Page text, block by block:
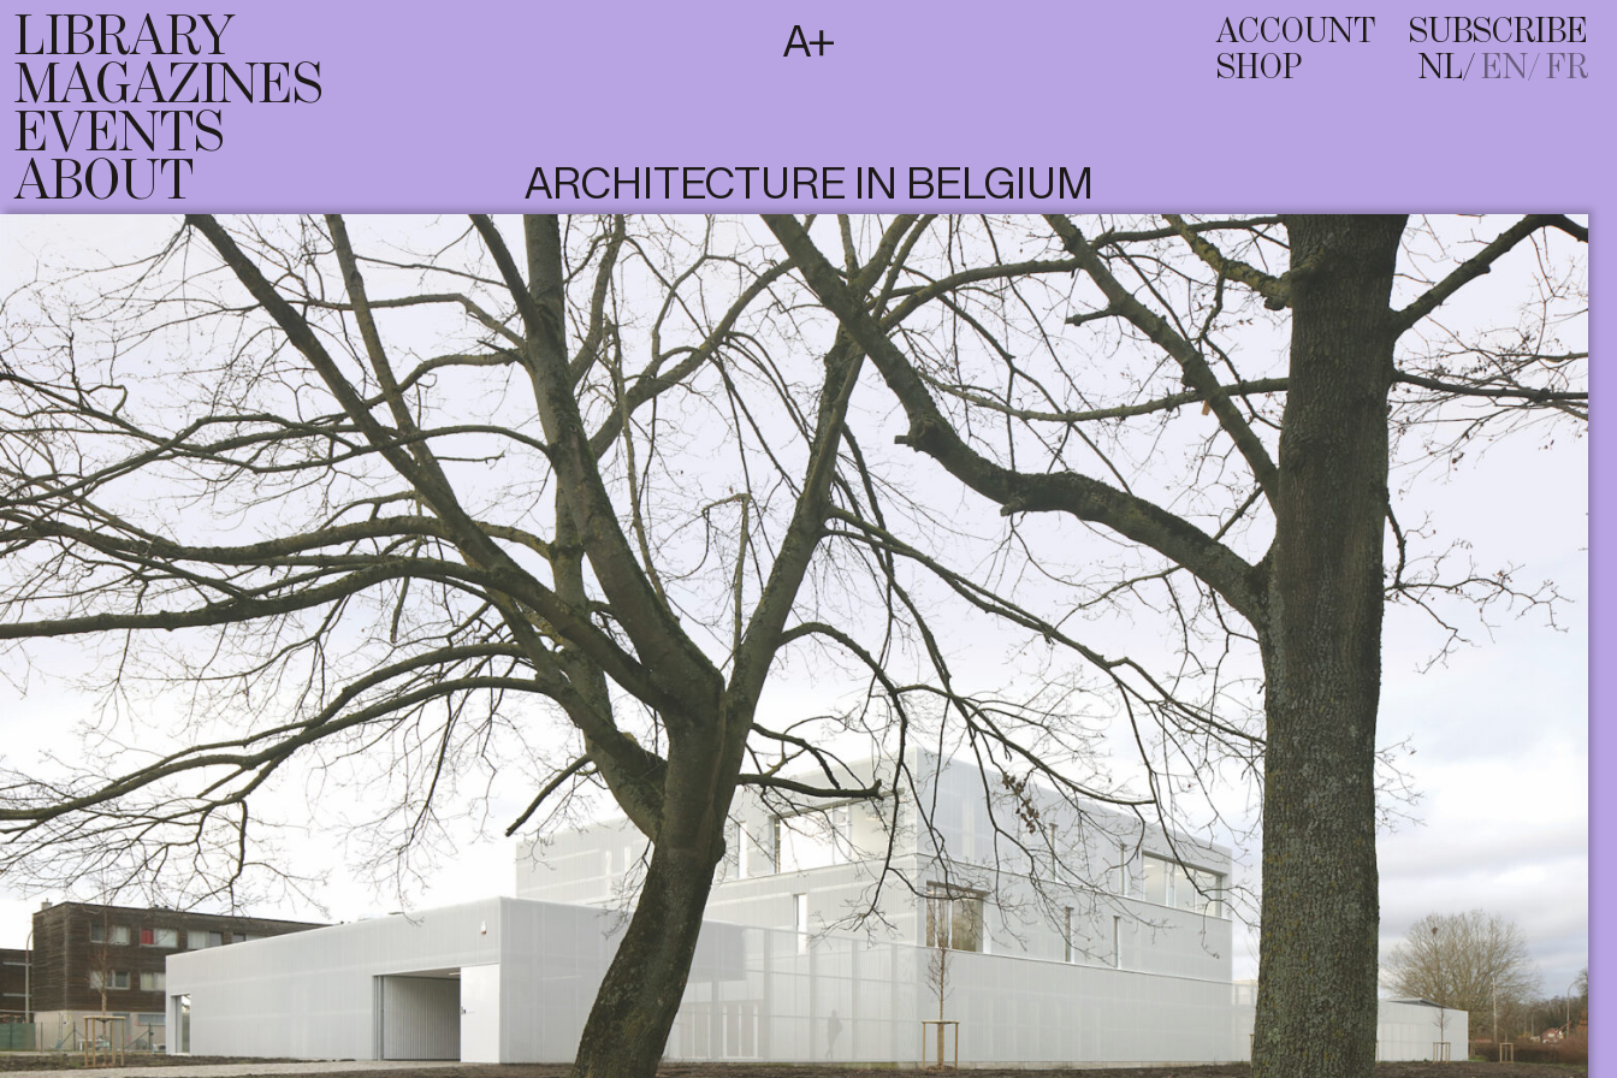
T
FR
LIBRARY
MAGAZINES
EVENTS
ABOUT
ACCOUNT
SHOP
SUBSCRIBE
NL EN FR
ARCHITECTURE IN BELGIUM